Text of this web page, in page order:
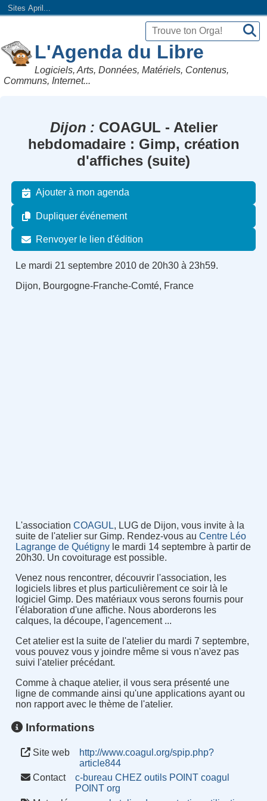
Sites April...
L'Agenda du Libre
Logiciels, Arts, Données, Matériels, Contenus,
Communs, Internet...
Dijon
COAGUL - Atelier
hebdomadaire : Gimp, création
d'affiches (suite)
Ajouter à mon agenda
Dupliquer événement
Renvoyer le lien d'édition
Le mardi 21 septembre 2010 de 20h30 à 23h59.
Dijon, Bourgogne-Franche-Comté, France
L'association COAGUL, LUG de Dijon, vous invite à la
suite de l'atelier sur Gimp. Rendez-vous au Centre Léo
Lagrange de Quétignyle mardi 14 septembre à partir de
20h30. Un covoiturage est possible.
Venez nous rencontrer, découvrir l'association, les
logiciels libres et plus particulièrement ce soir là le
logiciel Gimp. Des matériaux vous serons fournis pour
l'élaboration d'une affiche. Nous aborderons les
calques, la découpe, l'agencement ...
Cet atelier est la suite de l'atelier du mardi 7 septembre,
vous pouvez vous y joindre même si vous n'avez pas
suivi l'atelier précédant.
Comme à chaque atelier, il vous sera présenté une
ligne de commande ainsi qu'une applications ayant ou
non rapport avec le thème de l'atelier.
Informations
Site web
http://www.coagul.org/spip.php?
article844
Contact
c-bureau CHEZ outils POINT coagul
POINT org